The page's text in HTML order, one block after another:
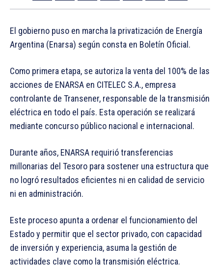
El gobierno puso en marcha la privatización de Energía
Argentina (Enarsa) según consta en Boletín Oficial.
Como primera etapa, se autoriza la venta del 100% de las
acciones de ENARSA en CITELEC S.A., empresa
controlante de Transener, responsable de la transmisión
eléctrica en todo el país. Esta operación se realizará
mediante concurso público nacional e internacional.
Durante años, ENARSA requirió transferencias
millonarias del Tesoro para sostener una estructura que
no logró resultados eficientes ni en calidad de servicio
ni en administración.
Este proceso apunta a ordenar el funcionamiento del
Estado y permitir que el sector privado, con capacidad
de inversión y experiencia, asuma la gestión de
actividades clave como la transmisión eléctrica.